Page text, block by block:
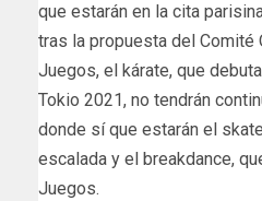
que estarán en la cita
tras la propuesta del Comité
Juegos, el kárate, que
Tokio 2021, no tendrán
donde sí que estarán el
escalada y el breakdance,
Juegos.